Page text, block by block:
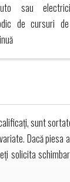
sau
de cursuri
sunt
Dacă
solicita